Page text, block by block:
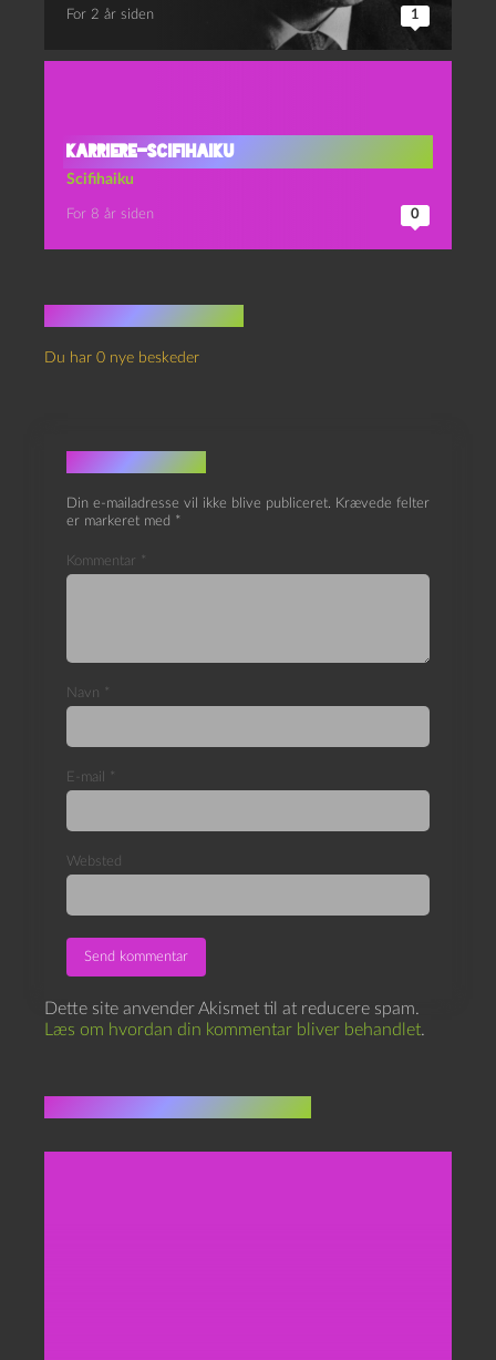
For 2 år siden 1
Karriere-scifihaiku
Scifihaiku
For 8 år siden 0
Du har 0 nye beskeder
Skriv et svar
Din e-mailadresse vil ikke blive publiceret. Krævede felter
er markeret med *
Kommentar *
Navn *
E-mail *
Websted
Dette site anvender Akismet til at reducere spam.
Læs om hvordan din kommentar bliver behandlet.